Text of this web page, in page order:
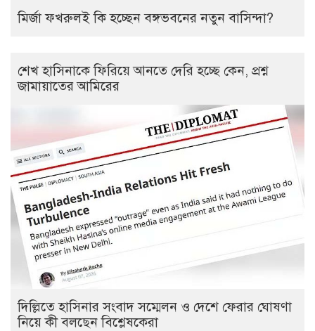
মির্জা ফখরুলই কি হচ্ছেন বঙ্গভবনের নতুন বাসিন্দা?
শেখ হাসিনাকে ফিরিয়ে আনতে দেরি হচ্ছে কেন, প্রশ্ন
জামায়াতের আমিরের
দিল্লিতে হাসিনার সংবাদ সম্মেলন ও দেশে ফেরার ঘোষণা
নিয়ে কী বলছেন বিশ্লেষকেরা